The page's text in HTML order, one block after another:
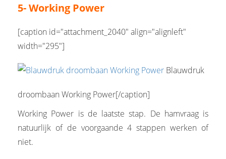
5- Working Power
[caption id="attachment_2040" align="alignleft"
width="295"]
Blauwdruk
droombaan Working Power[/caption]
Working Power is de laatste stap. De hamvraag is
natuurlijk of de voorgaande 4 stappen werken of
niet.